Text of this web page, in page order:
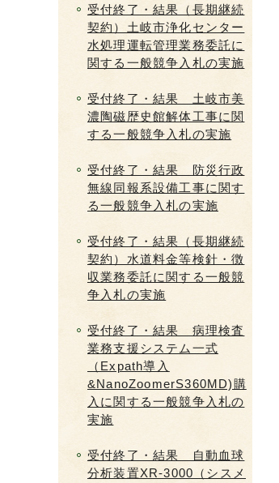
受付終了・結果（長期継続
契約）土岐市浄化センター
水処理運転管理業務委託に
関する一般競争入札の実施
受付終了・結果 土岐市美
濃陶磁歴史館解体工事に関
する一般競争入札の実施
受付終了・結果 防災行政
無線同報系設備工事に関す
る一般競争入札の実施
受付終了・結果（長期継続
契約）水道料金等検針・徴
収業務委託に関する一般競
争入札の実施
受付終了・結果 病理検査
業務支援システム一式
（Expath導入
&NanoZoomerS360MD)購
入に関する一般競争入札の
実施
受付終了・結果 自動血球
分析装置XR-3000（シスメ